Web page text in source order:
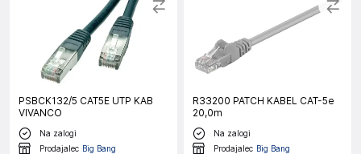
PSBCK132/5 CAT5E UTP KAB
VIVANCO
Na zalogi
Prodajalec Big Bang
R33200 PATCH KABEL CAT-5e
20,0m
Na zalogi
Prodajalec Big Bang